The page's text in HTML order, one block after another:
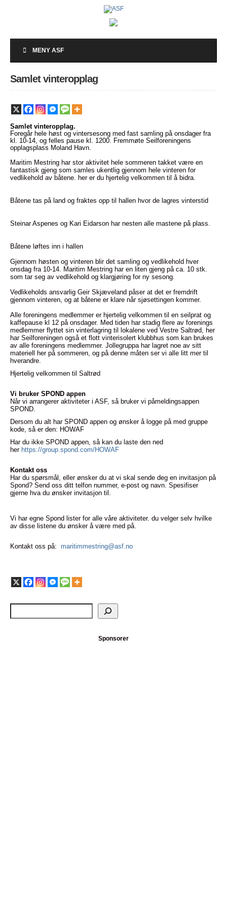
MENY ASF
Samlet vinteropplag
Samlet vinteropplag.
Foregår hele høst og vintersesong med fast samling på onsdager fra
kl. 10-14, og felles pause kl. 1200. Fremmøte Seilforeningens
opplagsplass Moland Havn.
Maritim Mestring har stor aktivitet hele sommeren takket være en
fantastisk gjeng som samles ukentlig gjennom hele vinteren for
vedlikehold av båtene. her er du hjertelig velkommen til å bidra.
Båtene tas på land og fraktes opp til hallen hvor de lagres vinterstid
Steinar Aspenes og Kari Eidarson har nesten alle mastene på plass.
Båtene løftes inn i hallen
Gjennom høsten og vinteren blir det samling og vedlikehold hver
onsdag fra 10-14. Maritim Mestring har en liten gjeng på ca. 10 stk.
som tar seg av vedlikehold og klargjøring for ny sesong.
Vedlikeholds ansvarlig Geir Skjæveland påser at det er fremdrift
gjennom vinteren, og at båtene er klare når sjøsettingen kommer.
Alle foreningens medlemmer er hjertelig velkommen til en seilprat og
kaffepause kl 12 på onsdager. Med tiden har stadig flere av forenings
medlemmer flyttet sin vinterlagring til lokalene ved Vestre Saltrød, her
har Seilforeningen også et flott vinterisolert klubbhus som kan brukes
av alle foreningens medlemmer. Jollegruppa har lagret noe av sitt
materiell her på sommeren, og på denne måten ser vi alle litt mer til
hverandre.
Hjertelig velkommen til Saltrød
Vi bruker SPOND appen
Når vi arrangerer aktiviteter i ASF, så bruker vi påmeldingsappen
SPOND.
Dersom du alt har SPOND appen og ønsker å logge på med gruppe
kode, så er den: HOWAF
Har du ikke SPOND appen, så kan du laste den ned
her https://group.spond.com/HOWAF
Kontakt oss
Har du spørsmål, eller ønsker du at vi skal sende deg en invitasjon på
Spond? Send oss ditt telfon nummer, e-post og navn. Spesifiser
gjerne hva du ønsker invitasjon til.
Vi har egne Spond lister for alle våre aktiviteter. du velger selv hvilke
av disse listene du ønsker å være med på.
Kontakt oss på: maritimmestring@asf.no
Sponsorer